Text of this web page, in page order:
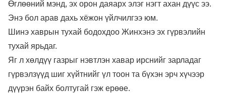
Өглөөний мэнд, эх орон даяарх элэг нэгт ахан дүүс ээ.
Энэ бол арав дахь хёжон үйлчилгээ юм.
Шинэ хаврын тухай бодохдоо Жинхэнэ эх гүрвэлийн
тухай ярьдаг.
Яг л хөлдүү газрыг нэвтлэн хавар ирснийг зарладаг
гүрвэлзүүд шиг хүйтнийг үл тоон та бүхэн эрч хүчээр
дүүрэн байх болтугай гэж ерөөе.